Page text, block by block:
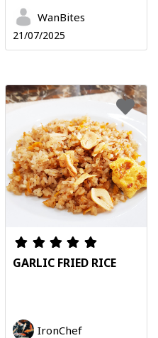
WanBites
21/07/2025
GARLIC FRIED RICE
IronChef